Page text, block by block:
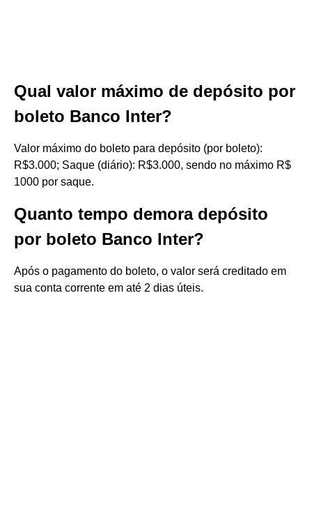
Qual valor máximo de depósito por
boleto Banco Inter?
Valor máximo do boleto para depósito (por boleto):
R$3.000; Saque (diário): R$3.000, sendo no máximo R$
1000 por saque.
Quanto tempo demora depósito
por boleto Banco Inter?
Após o pagamento do boleto, o valor será creditado em
sua conta corrente em até 2 dias úteis.